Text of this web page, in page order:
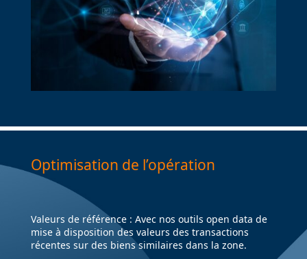
Optimisation de l’opération
Valeurs de référence : Avec nos outils open data de
mise à disposition des valeurs des transactions
récentes sur des biens similaires dans la zone.